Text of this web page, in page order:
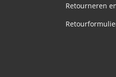
Retourneren